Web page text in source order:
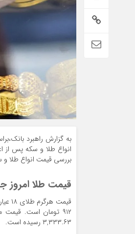
به گزارش راهبرد
انواع طلا و سکه پس از
بررسی قیمت انواع طلا و
قیمت طلا امروز جمعه ۶
۳,۳۳۳.۶۳ رسیده است.
تمدید خودکار بیمه سلامت